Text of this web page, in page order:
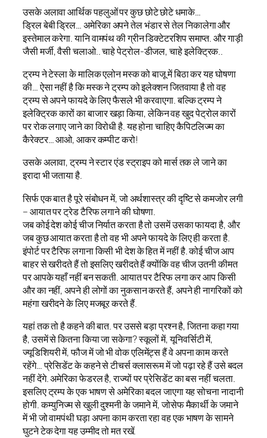
उसके अलावा आर्थिक पहलुओं पर कुछ छोटे छोटे धमाके…
ड्रिल बेबी ड्रिल… अमेरिका अपने तेल भंडार से तेल निकालेगा और
इस्तेमाल करेगा. यानि वामपंथ की ग्रीन डिक्टेटरशिप समाप्त. और गाड़ी
जैसी मर्जी, वैसी चलाओ.. चाहे पेट्रोल-डीजल, चाहे इलेक्ट्रिक..
ट्रम्प ने टेस्ला के मालिक एलोन मस्क को बाजू में बिठा कर यह घोषणा
की… ऐसा नहीं है कि मस्क ने ट्रम्प को इलेक्शन जितवाया है तो वह
ट्रम्प से अपने फायदे के लिए फैसले भी करवाएगा. बल्कि ट्रम्प ने
इलेक्ट्रिक कारों का बाजार खड़ा किया, लेकिन वह खुद पेट्रोल कारों
पर रोक लगाए जाने का विरोधी है. यह होना चाहिए कैपिटलिज्म का
कैरेक्टर… आओ, आकर कम्पीट करो!
उसके अलावा, ट्रम्प ने स्टार एंड स्ट्राइप को मार्स तक ले जाने का
इरादा भी जताया है.
सिर्फ एक बात है पूरे संबोधन में, जो अर्थशास्त्र की दृष्टि से कमजोर लगी
– आयात पर ट्रेड टैरिफ लगाने की घोषणा.
जब कोई देश कोई चीज निर्यात करता है तो उसमें उसका फायदा है, और
जब कुछ आयात करता है तो वह भी अपने फायदे के लिए ही करता है.
इंपोर्ट पर टैरिफ लगाना किसी भी देश के हित में नहीं है. कोई चीज आप
बाहर से खरीदते हैं तो इसलिए खरीदते हैं क्योंकि वह चीज उतनी कीमत
पर आपके यहाँ नहीं बन सकती. आयात पर टैरिफ लगा कर आप किसी
और का नहीं, अपने ही लोगों का नुकसान करते हैं, अपने ही नागरिकों को
महंगा खरीदने के लिए मजबूर करते हैं.
यहां तक तो है कहने की बात. पर उससे बड़ा प्रश्न है, जितना कहा गया
है, उसमें से कितना किया जा सकेगा? स्कूलों में, यूनिवर्सिटी में,
ज्यूडिशियरी में, फौज में जो भी वोक एलिमेंट्स हैं वे अपना काम करते
रहेंगे… प्रेसिडेंट के कहने से टीचर्स क्लासरूम में जो पढ़ा रहे हैं उसे बदल
नहीं देंगे. अमेरिका फेडरल है, राज्यों पर प्रेसिडेंट का बस नहीं चलता.
इसलिए ट्रम्प के एक भाषण से अमेरिका बदल जाएगा यह सोचना नादानी
होगी. कम्युनिज्म से खुली दुश्मनी के जमाने में, जोसेफ मैकार्थी के जमाने
में भी जो वामपंथी घड़ा अपना काम करता रहा वह एक भाषण के सामने
घुटने टेक देगा यह उम्मीद तो मत रखें.